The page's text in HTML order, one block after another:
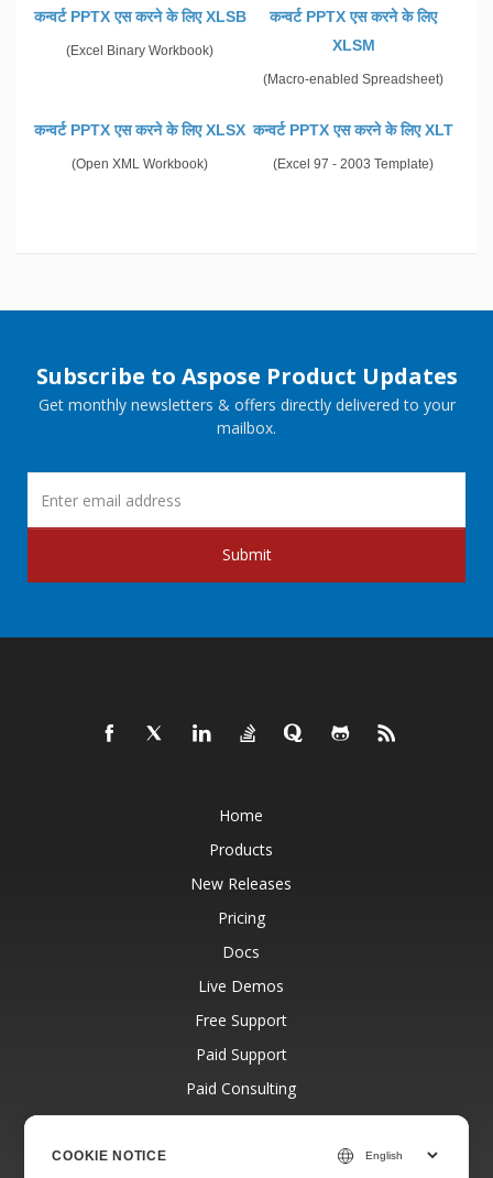
कन्वर्ट PPTX एस करने के लिए XLSB
(Excel Binary Workbook)
कन्वर्ट PPTX एस करने के लिए
XLSM
(Macro-enabled Spreadsheet)
कन्वर्ट PPTX एस करने के लिए XLSX
(Open XML Workbook)
कन्वर्ट PPTX एस करने के लिए XLT
(Excel 97 - 2003 Template)
Subscribe to Aspose Product Updates
Get monthly newsletters & offers directly delivered to your
mailbox.
Submit
Home
Products
New Releases
Pricing
Docs
Live Demos
Free Support
Paid Support
Paid Consulting
Blog
COOKIE NOTICE